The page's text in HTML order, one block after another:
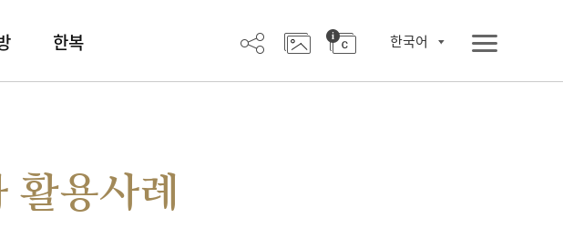
한복 한국어
활용사례